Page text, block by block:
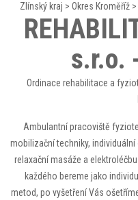
Zlínský kraj > Okres Kroměříž>
s.r.o.
Ordinace rehabilitace a
Ambulantní pracoviště
mobilizační techniky,
relaxační masáže a
každého bereme jako
metod, po vyšetření Vás